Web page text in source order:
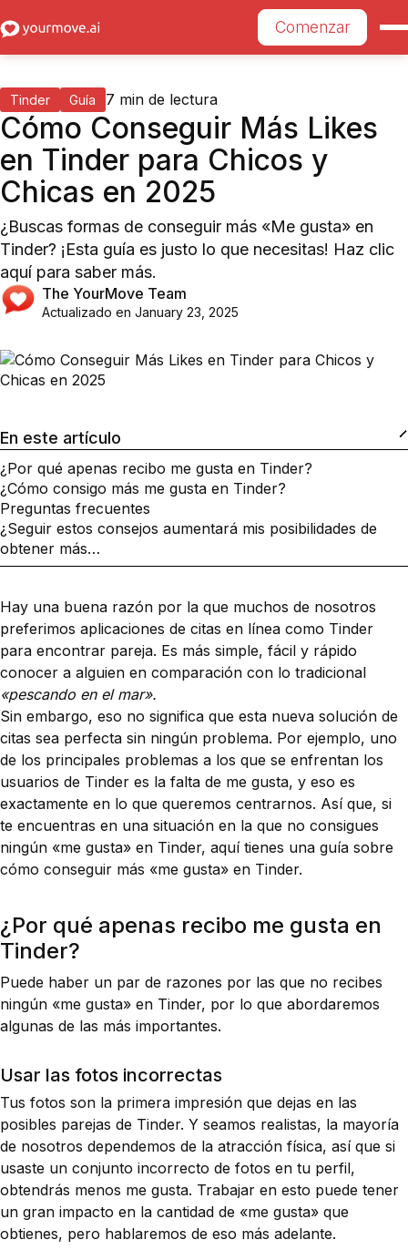
Comenzar
Cómo Conseguir Más Likes
en Tinder para Chicos y
Chicas en 2025
¿Buscas formas de conseguir más «Me gusta» en
Tinder? ¡Esta guía es justo lo que necesitas! Haz clic
aquí para saber más.
Tinder Guía 7 min de lectura
The YourMove Team
Actualizado en January 23, 2025
En este artículo
¿Por qué apenas recibo me gusta en Tinder?
¿Cómo consigo más me gusta en Tinder?
Preguntas frecuentes
¿Seguir estos consejos aumentará mis posibilidades de
obtener más…
Hay una buena razón por la que muchos de nosotros
preferimos aplicaciones de citas en línea como Tinder
para encontrar pareja. Es más simple, fácil y rápido
conocer a alguien en comparación con lo tradicional
«pescando en el mar».
Sin embargo, eso no significa que esta nueva solución de
citas sea perfecta sin ningún problema. Por ejemplo, uno
de los principales problemas a los que se enfrentan los
usuarios de Tinder es la falta de me gusta, y eso es
exactamente en lo que queremos centrarnos. Así que, si
te encuentras en una situación en la que no consigues
ningún «me gusta» en Tinder, aquí tienes una guía sobre
cómo conseguir más «me gusta» en Tinder.
¿Por qué apenas recibo me gusta en
Tinder?
Puede haber un par de razones por las que no recibes
ningún «me gusta» en Tinder, por lo que abordaremos
algunas de las más importantes.
Usar las fotos incorrectas
Tus fotos son la primera impresión que dejas en las
posibles parejas de Tinder. Y seamos realistas, la mayoría
de nosotros dependemos de la atracción física, así que si
usaste un conjunto incorrecto de fotos en tu perfil,
obtendrás menos me gusta. Trabajar en esto puede tener
un gran impacto en la cantidad de «me gusta» que
obtienes, pero hablaremos de eso más adelante.